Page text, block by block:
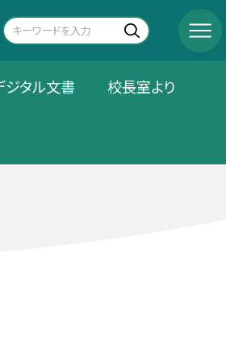
ジタル文書 校長室より